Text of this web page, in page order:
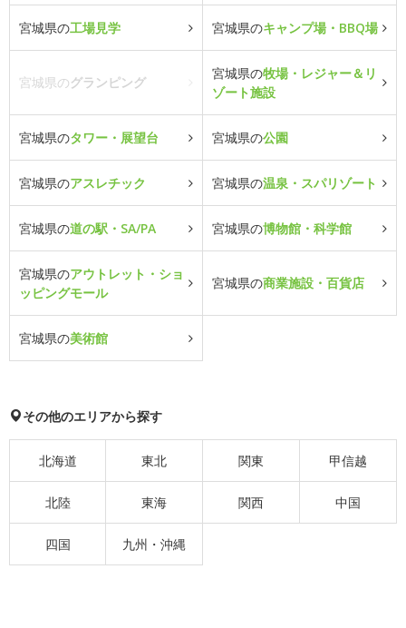
宮城県の工場見学 宮城県のキャンプ場・BBQ場
宮城県のグランピング
宮城県の牧場・レジャー＆リ
ゾート施設
宮城県のタワー・展望台 宮城県の公園
宮城県のアスレチック 宮城県の温泉・スパリゾート
宮城県の道の駅・SA/PA 宮城県の博物館・科学館
宮城県のアウトレット・ショ
ッピングモール
宮城県の商業施設・百貨店
宮城県の美術館
その他のエリアから探す
北海道 東北 関東 甲信越
北陸 東海 関西 中国
四国 九州・沖縄